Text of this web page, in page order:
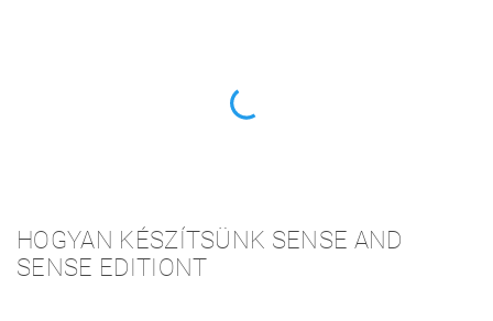
HOGYAN KÉSZÍTSÜNK SENSE AND
SENSE EDITIONT